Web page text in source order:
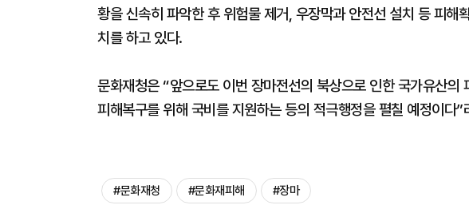
황을 신속히 파악한 후 위험물 제거, 우장막과 안전선 설치 등 피해
치를 하고 있다.
문화재청은 “앞으로도 이번 장마전선의 북상으로 인한 국가유산의
피해복구를 위해 국비를 지원하는 등의 적극행정을 펼칠 예정이다”
#문화재청 #문화재피해 #장마